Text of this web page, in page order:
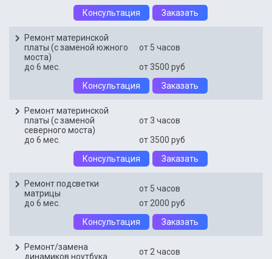
Консультация
Заказать
Ремонт материнской
платы (с заменой южного
моста)
от 5 часов
до 6 мес.
от 3500 руб
Консультация
Заказать
Ремонт материнской
платы (с заменой
северного моста)
от 3 часов
до 6 мес.
от 3500 руб
Консультация
Заказать
Ремонт подсветки
матрицы
от 5 часов
до 6 мес.
от 2000 руб
Консультация
Заказать
Ремонт/замена
динамиков ноутбука
от 2 часов